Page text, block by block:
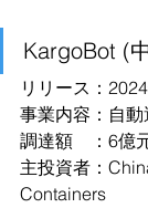
KargoBot (
リリース：
事業内容：自
調達額　：6億
主投資者：
Containers